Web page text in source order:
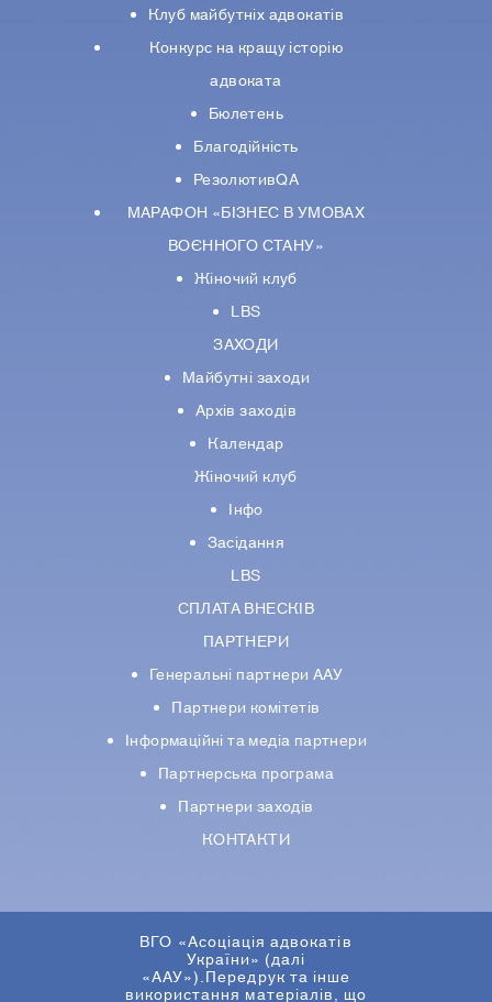
Клуб майбутніх адвокатів
Конкурс на кращу історію
адвоката
Бюлетень
Благодійність
РезолютивQA
МАРАФОН «БІЗНЕС В УМОВАХ
ВОЄННОГО СТАНУ»
Жіночий клуб
LBS
ЗАХОДИ
Майбутні заходи
Архів заходів
Календар
Жіночий клуб
Інфо
Засідання
LBS
СПЛАТА ВНЕСКІВ
ПАРТНЕРИ
Генеральні партнери ААУ
Партнери комiтетiв
Iнформацiйнi та медіа партнери
Партнерська програма
Партнери заходів
КОНТАКТИ
ВГО «Асоціація адвокатів
України» (далі
«ААУ»).Передрук та інше
використання матеріалів, що